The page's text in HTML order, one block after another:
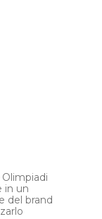
in un
del brand